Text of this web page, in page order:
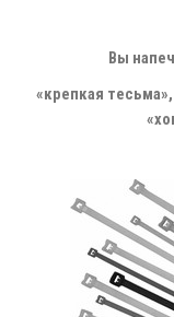
Вы
«крепкая